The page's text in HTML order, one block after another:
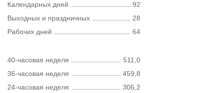
Календарных дней
92
Выходных и праздничных
28
Рабочих дней
64
40-часовая неделя
511,0
36-часовая неделя
459,8
24-часовая неделя
306,2